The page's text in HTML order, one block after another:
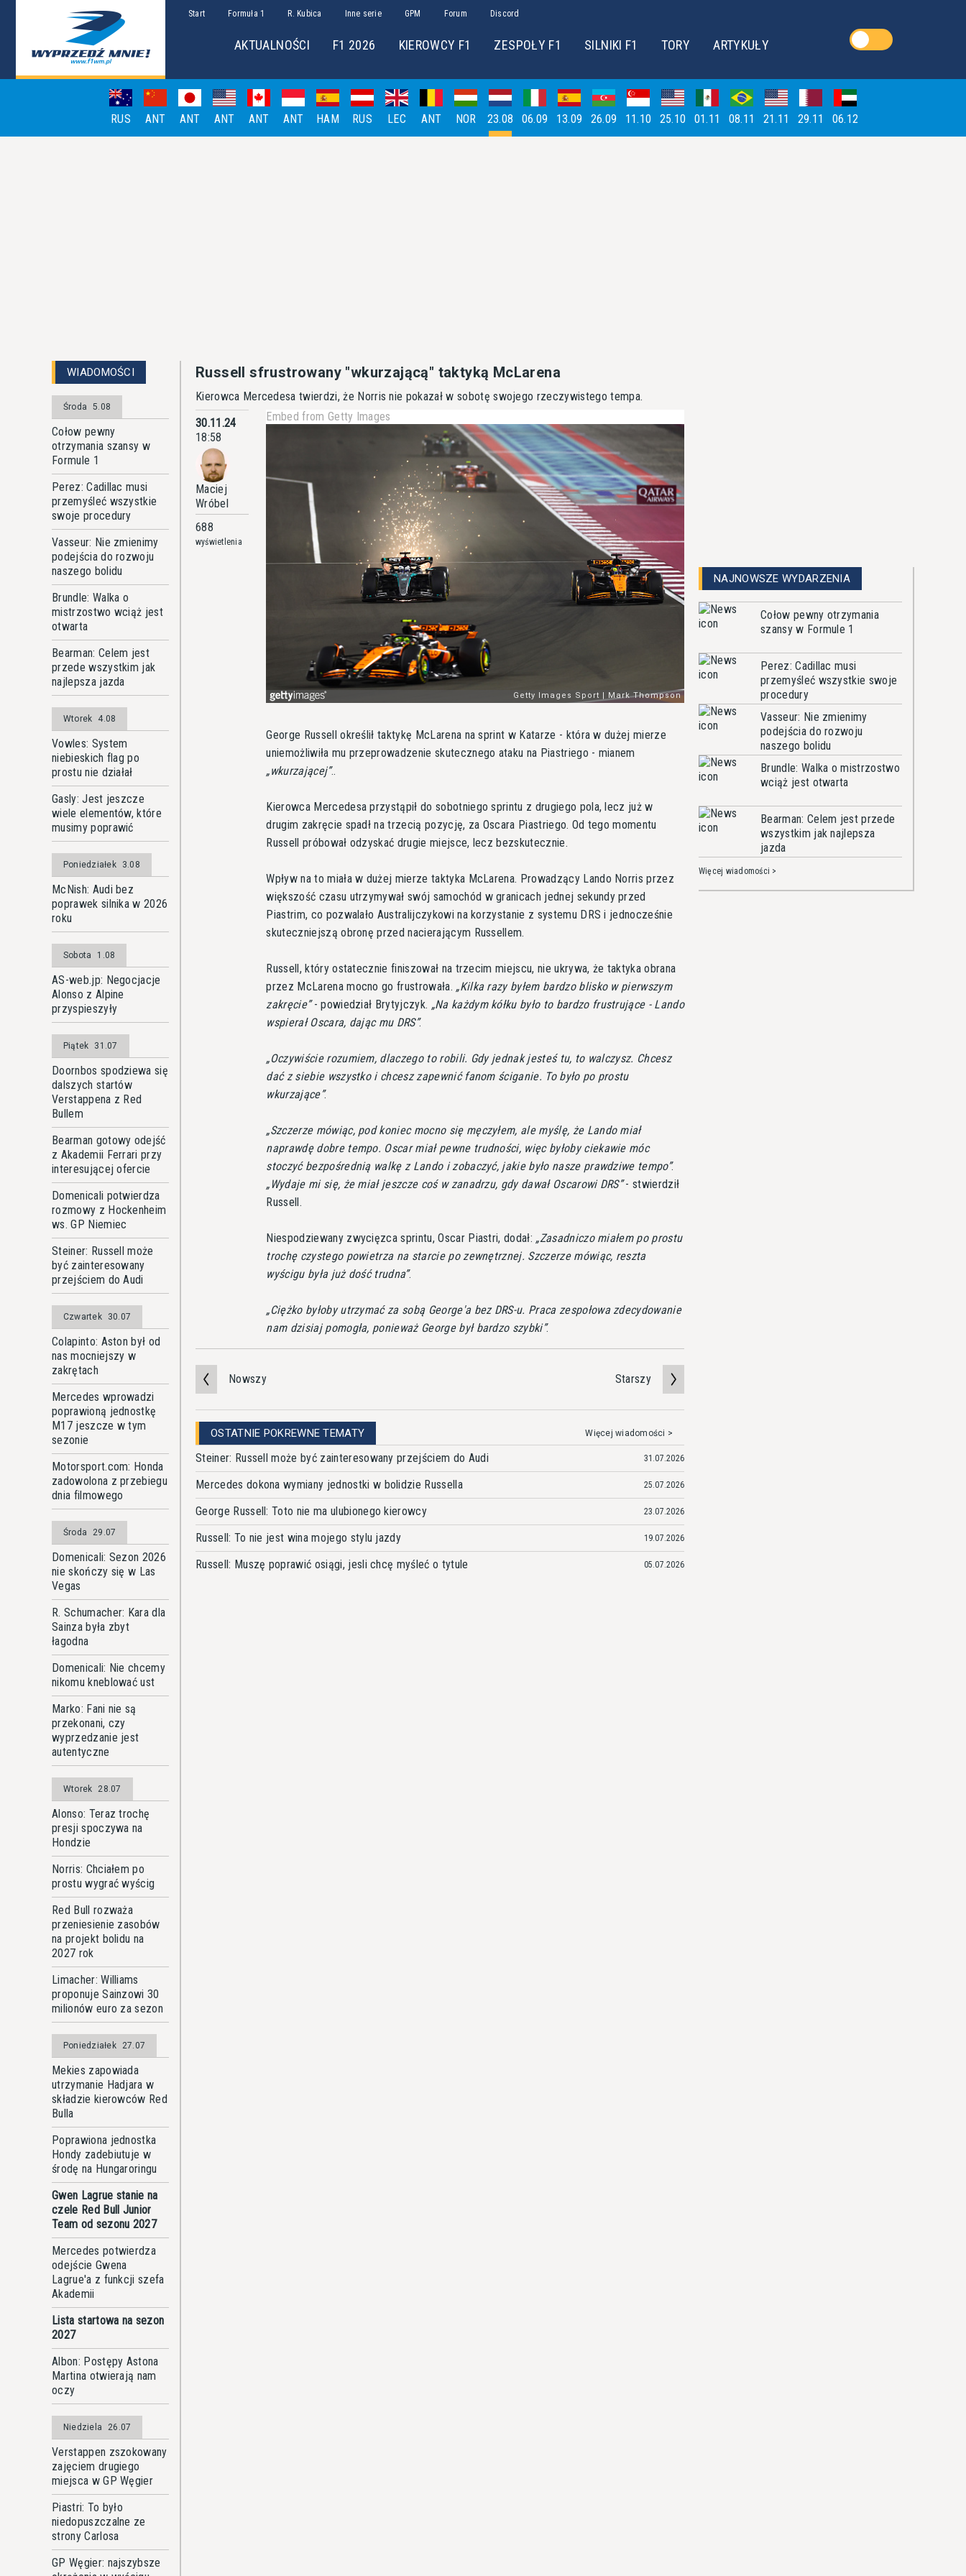
Start Formuła 1 R. Kubica Inne serie GPM Forum Discord
AKTUALNOŚCI F1 2026 KIEROWCY F1 ZESPOŁY F1 SILNIKI F1 TORY ARTYKUŁY
RUS ANT ANT ANT ANT ANT HAM RUS LEC ANT NOR 23.08 06.09 13.09 26.09 11.10 25.10 01.11 08.11 21.11 29.11 06.12
WIADOMOŚCI
Środa 5.08
Cołow pewny
otrzymania szansy w
Formule 1
Perez: Cadillac musi
przemyśleć wszystkie
swoje procedury
Vasseur: Nie zmienimy
podejścia do rozwoju
naszego bolidu
Brundle: Walka o
mistrzostwo wciąż jest
otwarta
Bearman: Celem jest
przede wszystkim jak
najlepsza jazda
Wtorek 4.08
Vowles: System
niebieskich flag po
prostu nie działał
Gasly: Jest jeszcze
wiele elementów, które
musimy poprawić
Poniedziałek 3.08
McNish: Audi bez
poprawek silnika w 2026
roku
Sobota 1.08
AS-web.jp: Negocjacje
Alonso z Alpine
przyspieszyły
Piątek 31.07
Doornbos spodziewa się
dalszych startów
Verstappena z Red
Bullem
Bearman gotowy odejść
z Akademii Ferrari przy
interesującej ofercie
Domenicali potwierdza
rozmowy z Hockenheim
ws. GP Niemiec
Steiner: Russell może
być zainteresowany
przejściem do Audi
Czwartek 30.07
Colapinto: Aston był od
nas mocniejszy w
zakrętach
Mercedes wprowadzi
poprawioną jednostkę
M17 jeszcze w tym
sezonie
Motorsport.com: Honda
zadowolona z przebiegu
dnia filmowego
Środa 29.07
Domenicali: Sezon 2026
nie skończy się w Las
Vegas
R. Schumacher: Kara dla
Sainza była zbyt
łagodna
Domenicali: Nie chcemy
nikomu kneblować ust
Marko: Fani nie są
przekonani, czy
wyprzedzanie jest
autentyczne
Wtorek 28.07
Alonso: Teraz trochę
presji spoczywa na
Hondzie
Norris: Chciałem po
prostu wygrać wyścig
Red Bull rozważa
przeniesienie zasobów
na projekt bolidu na
2027 rok
Limacher: Williams
proponuje Sainzowi 30
milionów euro za sezon
Poniedziałek 27.07
Mekies zapowiada
utrzymanie Hadjara w
składzie kierowców Red
Bulla
Poprawiona jednostka
Hondy zadebiutuje w
środę na Hungaroringu
Gwen Lagrue stanie na
czele Red Bull Junior
Team od sezonu 2027
Mercedes potwierdza
odejście Gwena
Lagrue'a z funkcji szefa
Akademii
Lista startowa na sezon
2027
Albon: Postępy Astona
Martina otwierają nam
oczy
Niedziela 26.07
Verstappen zszokowany
zajęciem drugiego
miejsca w GP Węgier
Piastri: To było
niedopuszczalne ze
strony Carlosa
GP Węgier: najszybsze
Russell sfrustrowany "wkurzającą" taktyką McLarena
Kierowca Mercedesa twierdzi, że Norris nie pokazał w sobotę swojego rzeczywistego tempa.
30.11.24
18:58
Maciej
Wróbel
688
wyświetlenia
Embed from Getty Images
George Russell określił taktykę McLarena na sprint w Katarze - która w dużej mierze
uniemożliwiła mu przeprowadzenie skutecznego ataku na Piastriego - mianem
wkurzającej ..
Kierowca Mercedesa przystąpił do sobotniego sprintu z drugiego pola, lecz już w
drugim zakręcie spadł na trzecią pozycję, za Oscara Piastriego. Od tego momentu
Russell próbował odzyskać drugie miejsce, lecz bezskutecznie.
Wpływ na to miała w dużej mierze taktyka McLarena. Prowadzący Lando Norris przez
większość czasu utrzymywał swój samochód w granicach jednej sekundy przed
Piastrim, co pozwalało Australijczykowi na korzystanie z systemu DRS i jednocześnie
skuteczniejszą obronę przed nacierającym Russellem.
Russell, który ostatecznie finiszował na trzecim miejscu, nie ukrywa, że taktyka obrana
przez McLarena mocno go frustrowała.
Kilka razy byłem bardzo blisko w pierwszym
zakręcie - powiedział Brytyjczyk. Na każdym kółku było to bardzo frustrujące - Lando
wspierał Oscara, dając mu DRS .
Oczywiście rozumiem, dlaczego to robili. Gdy jednak jesteś tu, to walczysz. Chcesz
dać z siebie wszystko i chcesz zapewnić fanom ściganie. To było po prostu
wkurzające .
Szczerze mówiąc, pod koniec mocno się męczyłem, ale myślę, że Lando miał
naprawdę dobre tempo. Oscar miał pewne trudności, więc byłoby ciekawie móc
stoczyć bezpośrednią walkę z Lando i zobaczyć, jakie było nasze prawdziwe tempo .
Wydaje mi się, że miał jeszcze coś w zanadrzu, gdy dawał Oscarowi DRS - stwierdził
Russell.
Niespodziewany zwycięzca sprintu, Oscar Piastri, dodał:
Zasadniczo miałem po prostu
trochę czystego powietrza na starcie po zewnętrznej. Szczerze mówiąc, reszta
wyścigu była już dość trudna .
Ciężko byłoby utrzymać za sobą George'a bez DRS-u. Praca zespołowa zdecydowanie
nam dzisiaj pomogła, ponieważ George był bardzo szybki .
Nowszy Starszy
OSTATNIE POKREWNE TEMATY Więcej wiadomości >
Steiner: Russell może być zainteresowany przejściem do Audi 31.07.2026
Mercedes dokona wymiany jednostki w bolidzie Russella 25.07.2026
George Russell: Toto nie ma ulubionego kierowcy 23.07.2026
Russell: To nie jest wina mojego stylu jazdy 19.07.2026
Russell: Muszę poprawić osiągi, jesli chcę myśleć o tytule 05.07.2026
NAJNOWSZE WYDARZENIA
Cołow pewny otrzymania
szansy w Formule 1
Perez: Cadillac musi
przemyśleć wszystkie swoje
procedury
Vasseur: Nie zmienimy
podejścia do rozwoju
naszego bolidu
Brundle: Walka o mistrzostwo
wciąż jest otwarta
Bearman: Celem jest przede
wszystkim jak najlepsza
jazda
Więcej wiadomości >